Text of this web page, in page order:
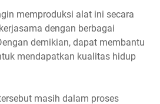
memproduksi alat ini secara
dengan berbagai
demikian, dapat membantu
mendapatkan kualitas hidup
masih dalam proses